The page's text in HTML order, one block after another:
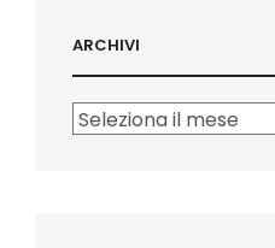
ARCHIVI
Archivi